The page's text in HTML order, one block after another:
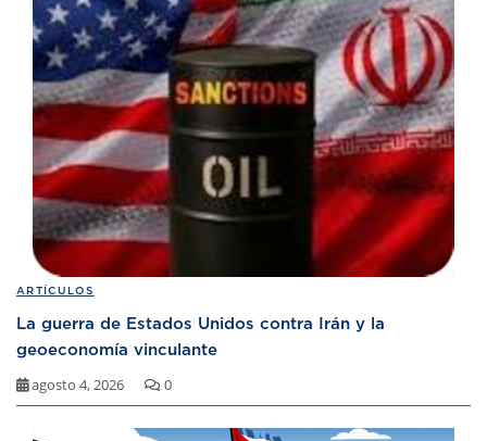
ARTÍCULOS
La guerra de Estados Unidos contra Irán y la
geoeconomía vinculante
agosto 4, 2026 0